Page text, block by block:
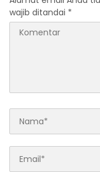
wajib ditandai *